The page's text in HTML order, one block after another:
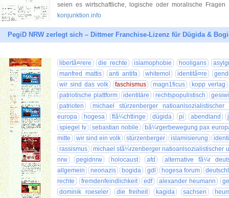
seien es wirtschaftliche, logische oder moralische
konjunktion.info
PegiD NRW zerlegt sich – Dittmer Franchise-Lizenz für Dügida &
libertã¤rere die rechte islamophobie hooligans
manfred mattis
anti antifa whitemol identitã¤re
wir sind das volk
faschismus magn1ficus
kopp verlag
patriotische plattform
identitäre rechtspopulistisch
patrioten
michael stürzenberger natioanlsozialistischer
europa
hogesa flã¼chtlinge dügida pi abendland
spiegel tv
sebastian nobile
bã¼rgerbewegung pax
mitte
wir sind ein volk stürzenberger islamisierung
rassismus
michael stã¼rzenberger natioanlsozialistischer
nrw
pegidnrw holocaust afd
alternative fã¼r
allgemein
neonazis bogida gdl hogesa forum
rechte
fremdenfeindlichkeit edf alexander heumann
dominik roeseler
die freiheit kagida sachsen